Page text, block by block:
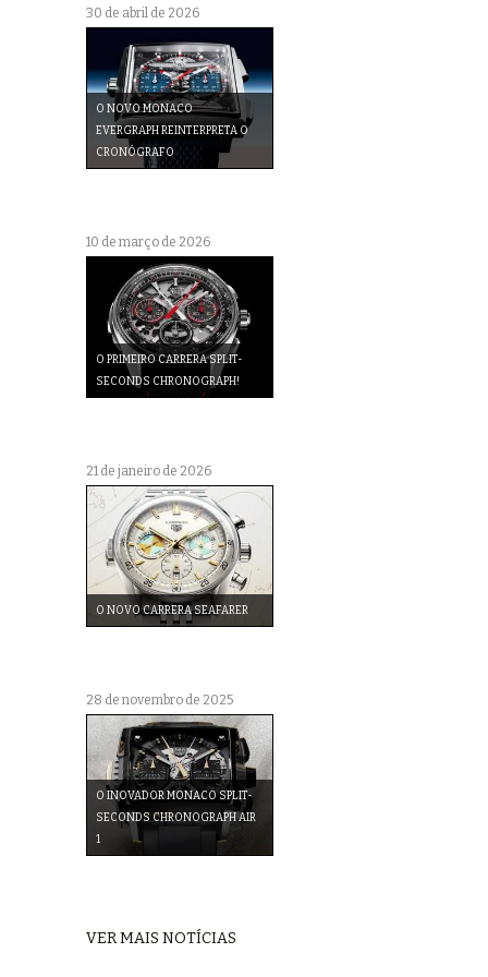
30 de abril de 2026
O NOVO MONACO
EVERGRAPH REINTERPRETA O
CRONÓGRAFO
10 de março de 2026
O PRIMEIRO CARRERA SPLIT-
SECONDS CHRONOGRAPH!
21 de janeiro de 2026
O NOVO CARRERA SEAFARER
28 de novembro de 2025
O INOVADOR MONACO SPLIT-
SECONDS CHRONOGRAPH AIR
1
VER MAIS NOTÍCIAS